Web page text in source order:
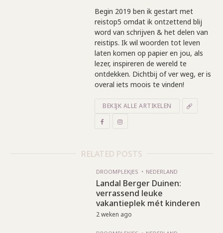
Begin 2019 ben ik gestart met
reistop5 omdat ik ontzettend blij
word van schrijven & het delen van
reistips. Ik wil woorden tot leven
laten komen op papier en jou, als
lezer, inspireren de wereld te
ontdekken. Dichtbij of ver weg, er is
overal iets moois te vinden!
BEKIJK ALLE ARTIKELEN
RELATED POSTS
DROOMPLEKJES NEDERLAND
Landal Berger Duinen:
verrassend leuke
vakantieplek mét kinderen
2 weken ago